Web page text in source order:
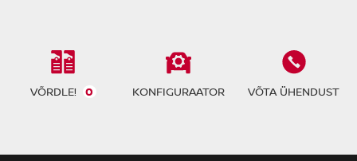
VÕRDLE! 0 KONFIGURAATOR VÕTA ÜHENDUST